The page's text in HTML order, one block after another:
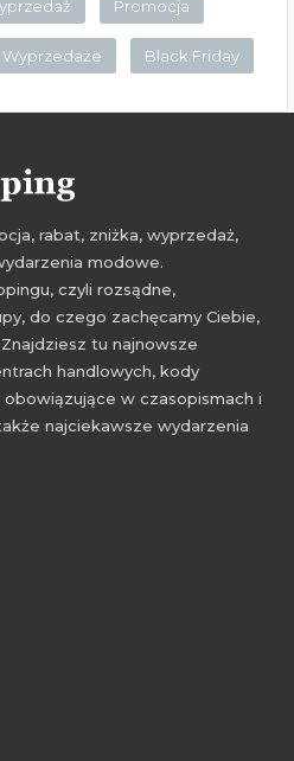
Promocja
Black Friday
rabat, zniżka, wyprzedaż,
modowe.
czyli rozsądne,
do czego zachęcamy Ciebie,
tu najnowsze
handlowych, kody
w czasopismach i
najciekawsze wydarzenia